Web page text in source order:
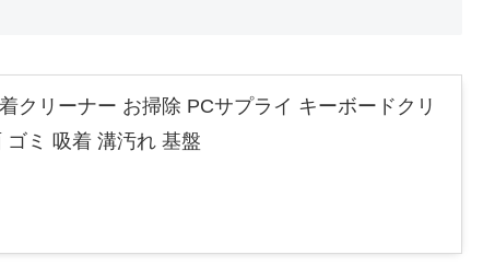
クリーナー お掃除 PCサプライ キーボードクリ
ミ 吸着 溝汚れ 基盤